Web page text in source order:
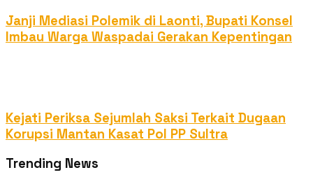
Janji Mediasi Polemik di Laonti, Bupati Konsel
Imbau Warga Waspadai Gerakan Kepentingan
Kejati Periksa Sejumlah Saksi Terkait Dugaan
Korupsi Mantan Kasat Pol PP Sultra
Trending News